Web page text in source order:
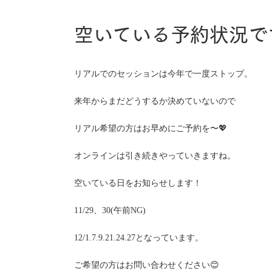
空いている予約状況
リアルでのセッションは今年で一度ストップ。
来年からまだどうするか決めていないので
リアル希望の方はお早めにご予約を〜💖
オンラインは引き続きやっていきますね。
空いている日をお知らせします！
11/29、30(午前NG)
12/1.7.9.21.24.27となっています。
ご希望の方はお問い合わせください😊